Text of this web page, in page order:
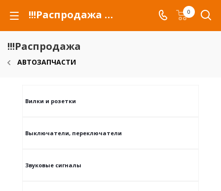
!!!Распродажа для автомобилей российских марок и сельхозтехники 0
!!!Распродажа
АВТОЗАПЧАСТИ
Вилки и розетки
Выключатели, переключатели
Звуковые сигналы